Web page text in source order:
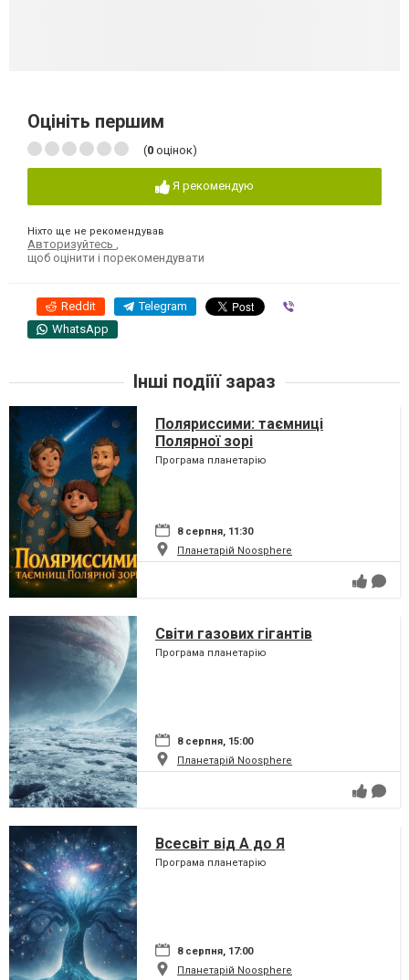
Оцініть першим
(0 оцінок)
Я рекомендую
Ніхто ще не рекомендував
Авторизуйтесь
щоб оцінити і порекомендувати
Reddit Telegram
WhatsApp
Інші подіїї зараз
Поляриссими: таємниці
Полярної зорі
Програма планетарію
8 серпня, 11:30
Планетарій Noosphere
Світи газових гігантів
Програма планетарію
8 серпня, 15:00
Планетарій Noosphere
Всесвіт від А до Я
Програма планетарію
8 серпня, 17:00
Планетарій Noosphere